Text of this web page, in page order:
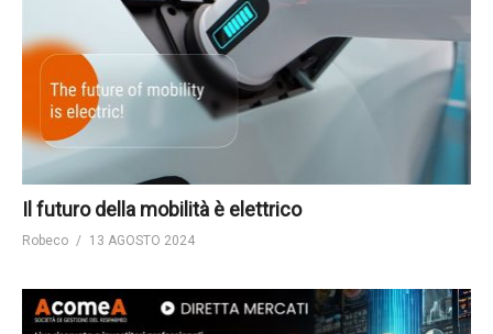
Il futuro della mobilità è elettrico
Robeco 13 AGOSTO 2024